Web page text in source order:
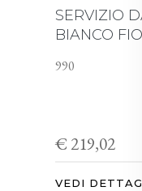
SERVIZIO
BIANCO
990
€ 219,02
VEDI